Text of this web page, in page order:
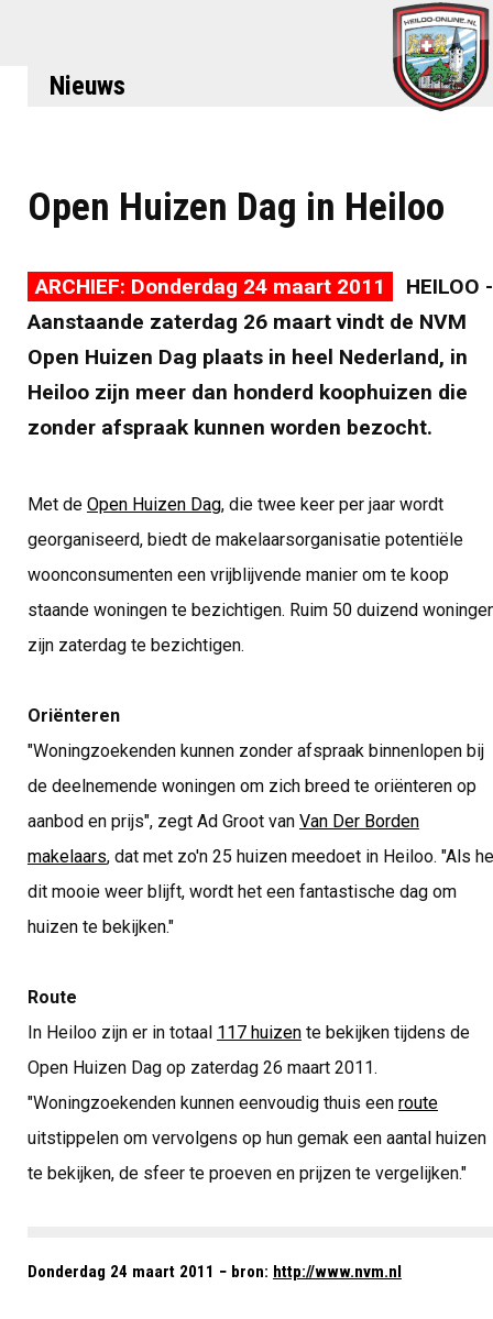
Nieuws
Open Huizen Dag in Heiloo
ARCHIEF: Donderdag 24 maart 2011
HEILOO -
Aanstaande zaterdag 26 maart vindt de NVM
Open Huizen Dag plaats in heel Nederland, in
Heiloo zijn meer dan honderd koophuizen die
zonder afspraak kunnen worden bezocht.
Met de Open Huizen Dag, die twee keer per jaar wordt
georganiseerd, biedt de makelaarsorganisatie potentiële
woonconsumenten een vrijblijvende manier om te koop
staande woningen te bezichtigen. Ruim 50 duizend
zijn zaterdag te bezichtigen.
Oriënteren
"Woningzoekenden kunnen zonder afspraak binnenlopen bij
de deelnemende woningen om zich breed te oriënteren op
aanbod en prijs", zegt Ad Groot van Van Der Borden
makelaars, dat met zo'n 25 huizen meedoet in Heiloo. "Als
dit mooie weer blijft, wordt het een fantastische dag om
huizen te bekijken."
Route
In Heiloo zijn er in totaal 117 huizente bekijken tijdens de
Open Huizen Dag op zaterdag 26 maart 2011.
"Woningzoekenden kunnen eenvoudig thuis een route
uitstippelen om vervolgens op hun gemak een aantal huizen
te bekijken, de sfeer te proeven en prijzen te vergelijken."
Donderdag 24 maart 2011 − bron: http://www.nvm.nl